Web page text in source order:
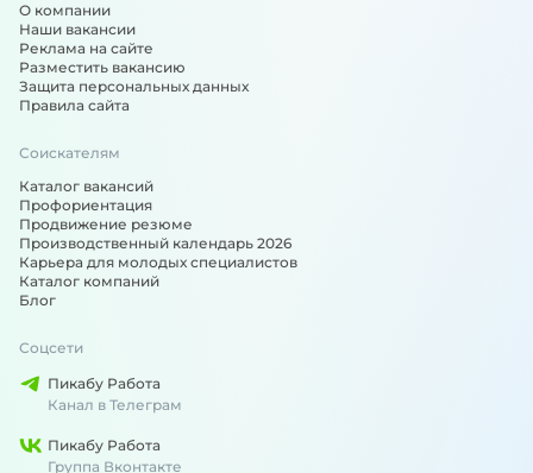
О компании
Наши вакансии
Реклама на сайте
Разместить вакансию
Защита персональных данных
Правила сайта
Соискателям
Каталог вакансий
Профориентация
Продвижение резюме
Производственный календарь 2026
Карьера для молодых специалистов
Каталог компаний
Блог
Соцсети
Пикабу Работа
Канал в Телеграм
Пикабу Работа
Группа Вконтакте